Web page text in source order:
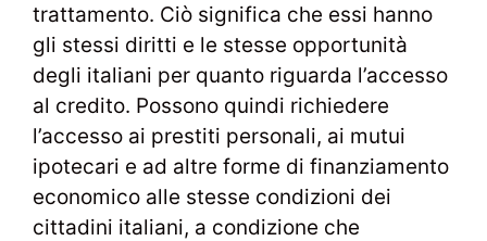
trattamento. Ciò significa che essi hanno
gli stessi diritti e le stesse opportunità
degli italiani per quanto riguarda l’accesso
al credito. Possono quindi richiedere
l’accesso ai prestiti personali, ai mutui
ipotecari e ad altre forme di finanziamento
economico alle stesse condizioni dei
cittadini italiani, a condizione che